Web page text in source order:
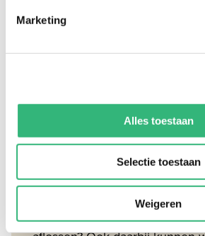
Marketing
Alles toestaan
Selectie toestaan
Weigeren
Meer
Bijvoorbeeld omdat je een huis
wilt verbouwen, gaat scheiden